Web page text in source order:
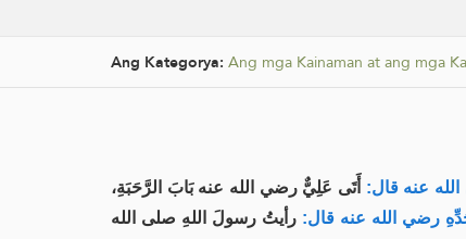
Ang Kategorya: Ang mga Kainaman at ang mga
عنه قال: أَتَى عَلِيٌّ رضي الله عنه بَابَ الرَّحَبَةِ،
رضي الله عنه قال: رأيتُ رسولَ اللهِ صلى الله